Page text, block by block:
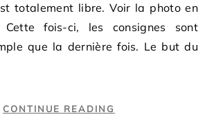
totalement libre. Voir la photo en
fois-ci, les consignes sont
que la dernière fois. Le but du
CONTINUE READING